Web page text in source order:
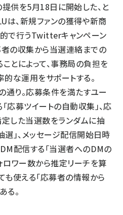
提供を5月18日に開始した、と
は、新規ファンの獲得や新商
で行うTwitterキャンペーン
の収集から当選連絡までの
とによって、事務局の負担を
的な運用をサポートする。
り。応募条件を満たすユー
応募ツイートの自動収集」、応
した当選数をランダムに抽
選」、メッセージ配信開始日時
配信する「当選者へのDMの
ロワー数から推定リーチを算
も使える「応募者の情報から
る。